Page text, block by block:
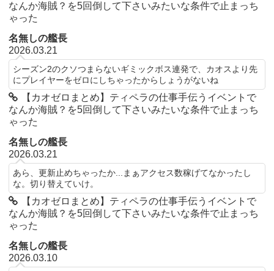
なんか海賊？を5回倒して下さいみたいな条件で止まっち
ゃった
名無しの艦長
2026.03.21
シーズン2のクソつまらないギミックボス連発で、カオスより先
にプレイヤーをゼロにしちゃったからしょうがないね
【カオゼロまとめ】ティペラの仕事手伝うイベントで
なんか海賊？を5回倒して下さいみたいな条件で止まっち
ゃった
名無しの艦長
2026.03.21
あら、更新止めちゃったか...まぁアクセス数稼げてなかったし
な。切り替えていけ。
【カオゼロまとめ】ティペラの仕事手伝うイベントで
なんか海賊？を5回倒して下さいみたいな条件で止まっち
ゃった
名無しの艦長
2026.03.10